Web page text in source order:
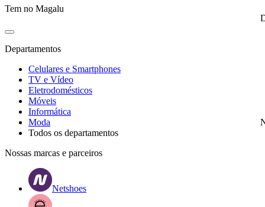
Tem no Magalu
Departamentos
Celulares e Smartphones
TV e Vídeo
Eletrodomésticos
Móveis
Informática
Moda
Todos os departamentos
Nossas marcas e parceiros
Netshoes